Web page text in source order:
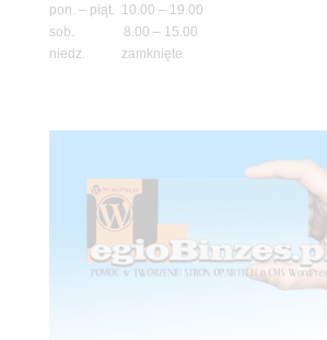
pon. – piąt. 10.00 – 19.00
sob. 8.00 – 15.00
niedz. zamknięte